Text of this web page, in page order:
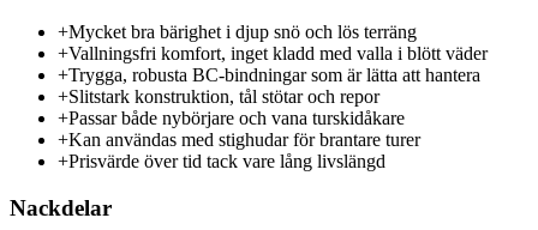
+Mycket bra bärighet i djup snö och lös terräng
+Vallningsfri komfort, inget kladd med valla i blött väder
+Trygga, robusta BC-bindningar som är lätta att hantera
+Slitstark konstruktion, tål stötar och repor
+Passar både nybörjare och vana turskidåkare
+Kan användas med stighudar för brantare turer
+Prisvärde över tid tack vare lång livslängd
Nackdelar